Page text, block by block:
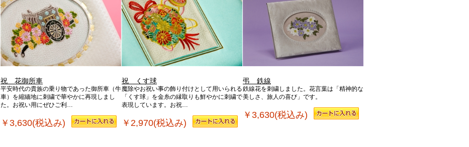
祝 花御所車
平安時代の貴族の乗り物であった御所車（牛
車）を縮緬地に刺繍で華やかに再現しまし
た。お祝い用にぜひご利…
￥3,630(税込み)
祝 くす球
魔除やお祝い事の飾り付けとして用いられる
「くす球」を金糸の縁取りも鮮やかに刺繍で
表現しています。お祝…
￥2,970(税込み)
弔 鉄線
鉄線花を刺繍しました。花言葉は「精神的な
美しさ、旅人の喜び」です。
￥3,630(税込み)